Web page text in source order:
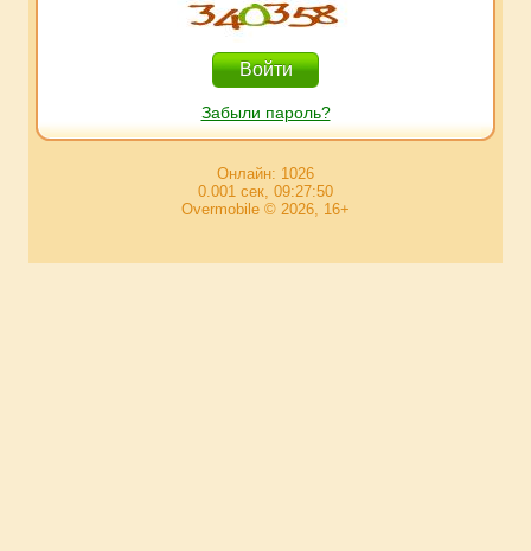
Забыли пароль?
Онлайн: 1026
0.001 сек, 09:27:50
Overmobile © 2026, 16+